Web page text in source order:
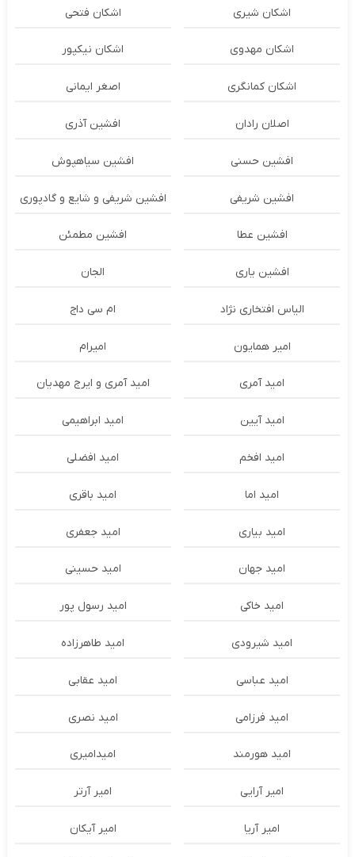
اشکان شیری اشکان فتحی
اشکان مهدوی اشکان نیکپور
اشکان‌ کمانگری اصغر ایمانی
اصلان رادان افشین آذری
افشین حسنی افشین سیاهپوش
افشین شریفی افشین شریفی و شایع و گادپوری
افشین عطا افشین مطمئن
افشین یاری الجان
الیاس افتخاری نژاد ام سی داج
امير همايون اميرام
امید آمری امید آمری و ایرج مهدیان
امید آیین امید ابراهیمی
امید افخم امید افضلی
امید اما امید باقری
امید بیاری امید جعفری
امید جهان امید حسینی
امید خاکی امید رسول پور
امید شیرودی امید طاهرزاده
امید عباسی امید عقابی
امید فرزامی امید نصری
امید هورمند امیدامیری
امیر آرایی امیر آرتر
امیر آریا امیر آیکان